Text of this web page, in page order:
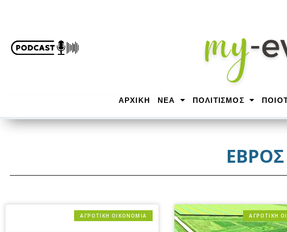
ΑΡΧΙΚΉ ΝΕΑ ΠΟΛΙΤΙΣΜΟΣ
ΑΓΡΟΤΙΚΗ ΟΙΚΟΝΟΜΙΑ ΑΓΡΟΤΙΚΗ